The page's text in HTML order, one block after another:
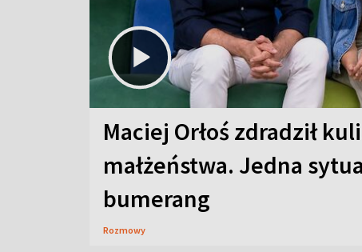
Maciej Orłoś zdradził
małżeństwa. Jedna
bumerang
Rozmowy